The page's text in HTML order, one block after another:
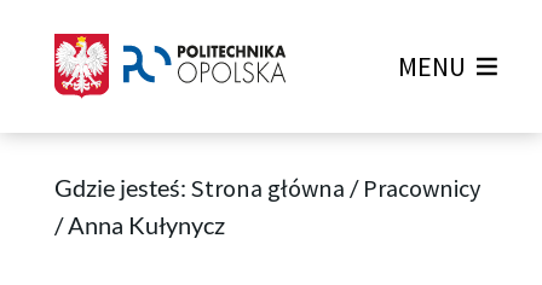
MENU
Gdzie jesteś: Strona główna / Pracownicy
/Anna Kułynycz